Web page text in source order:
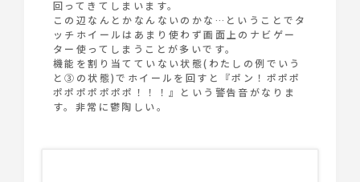
回ってきてしまいます。
この辺なんとかなんないのかな…ということでタ
ッチホイールはあまり使わず画面上のナビゲー
ター使ってしまうことが多いです。
機能を割り当てていない状態(わたしの例でいう
と③の状態)でホイールを回すと『ポン！ポポポ
ポポポポポポポ！！！』という警告音がなりま
す。 非常に鬱陶しい。